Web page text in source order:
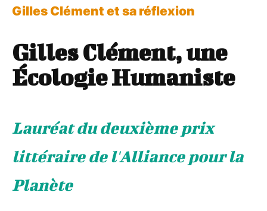
Gilles Clément et sa réflexion
Gilles Clément, une
Écologie Humaniste
Lauréat du deuxième prix
littéraire de l'Alliance pour la
Planète